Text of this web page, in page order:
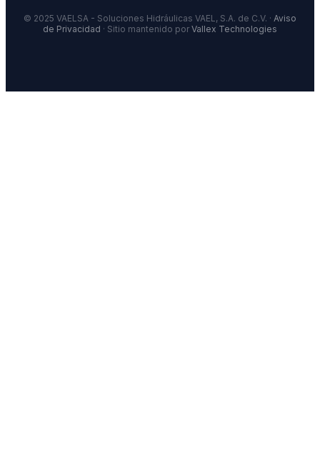
© 2025 VAELSA - Soluciones Hidráulicas VAEL, S.A. de C.V. · Aviso
de Privacidad · Sitio mantenido por Vallex Technologies